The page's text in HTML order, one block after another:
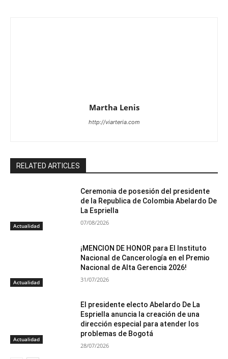
Martha Lenis
http://viarteria.com
RELATED ARTICLES
Actualidad
Ceremonia de posesión del presidente
de la Republica de Colombia Abelardo De
La Espriella
07/08/2026
Actualidad
¡MENCION DE HONOR para El Instituto
Nacional de Cancerología en el Premio
Nacional de Alta Gerencia 2026!
31/07/2026
Actualidad
El presidente electo Abelardo De La
Espriella anuncia la creación de una
dirección especial para atender los
problemas de Bogotá
28/07/2026